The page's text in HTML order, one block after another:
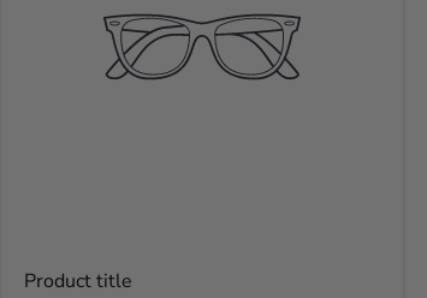
Product title